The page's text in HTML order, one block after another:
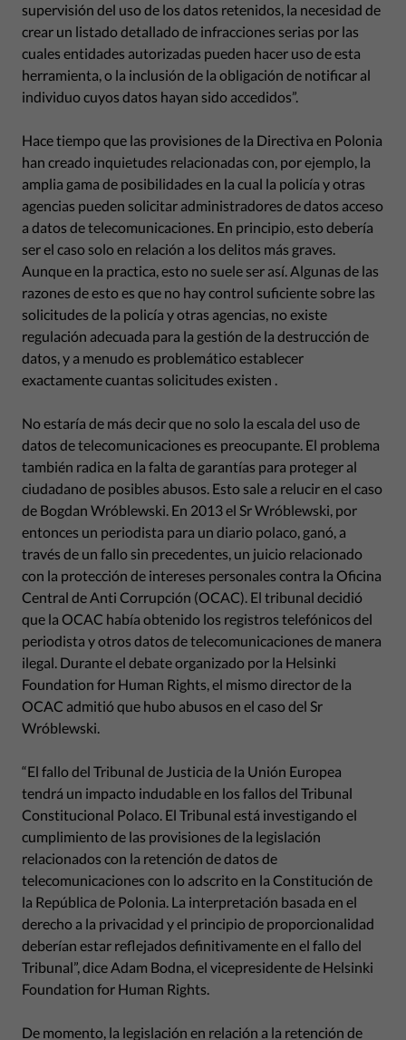
supervisión del uso de los datos retenidos, la necesidad de
crear un listado detallado de infracciones serias por las
cuales entidades autorizadas pueden hacer uso de esta
herramienta, o la inclusión de la obligación de notificar al
individuo cuyos datos hayan sido accedidos”.
Hace tiempo que las provisiones de la Directiva en Polonia
han creado inquietudes relacionadas con, por ejemplo, la
amplia gama de posibilidades en la cual la policía y otras
agencias pueden solicitar administradores de datos acceso
a datos de telecomunicaciones. En principio, esto debería
ser el caso solo en relación a los delitos más graves.
Aunque en la practica, esto no suele ser así. Algunas de las
razones de esto es que no hay control suficiente sobre las
solicitudes de la policía y otras agencias, no existe
regulación adecuada para la gestión de la destrucción de
datos, y a menudo es problemático establecer
exactamente cuantas solicitudes existen .
No estaría de más decir que no solo la escala del uso de
datos de telecomunicaciones es preocupante. El problema
también radica en la falta de garantías para proteger al
ciudadano de posibles abusos. Esto sale a relucir en el caso
de Bogdan Wróblewski. En 2013 el Sr Wróblewski, por
entonces un periodista para un diario polaco, ganó, a
través de un fallo sin precedentes, un juicio relacionado
con la protección de intereses personales contra la Oficina
Central de Anti Corrupción (OCAC). El tribunal decidió
que la OCAC había obtenido los registros telefónicos del
periodista y otros datos de telecomunicaciones de manera
ilegal. Durante el debate organizado por la Helsinki
Foundation for Human Rights, el mismo director de la
OCAC admitió que hubo abusos en el caso del Sr
Wróblewski.
“El fallo del Tribunal de Justicia de la Unión Europea
tendrá un impacto indudable en los fallos del Tribunal
Constitucional Polaco. El Tribunal está investigando el
cumplimiento de las provisiones de la legislación
relacionados con la retención de datos de
telecomunicaciones con lo adscrito en la Constitución de
la República de Polonia. La interpretación basada en el
derecho a la privacidad y el principio de proporcionalidad
deberían estar reflejados definitivamente en el fallo del
Tribunal”, dice Adam Bodna, el vicepresidente de Helsinki
Foundation for Human Rights.
De momento, la legislación en relación a la retención de